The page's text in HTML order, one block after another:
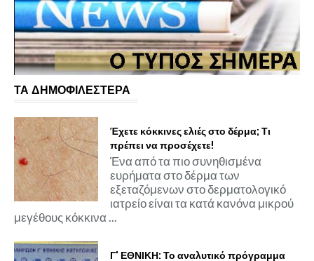
ΤΑ ΔΗΜΟΦΙΛΕΣΤΕΡΑ
Έχετε κόκκινες ελιές στο δέρμα; Τι
πρέπει να προσέχετε!
Ένα από τα πιο συνηθισμένα
ευρήματα στο δέρμα των
εξεταζόμενων στο δερματολογικό
ιατρείο είναι τα κατά κανόνα μικρού
μεγέθους κόκκινα ...
Γ' ΕΘΝΙΚΗ: Το αναλυτικό πρόγραμμα